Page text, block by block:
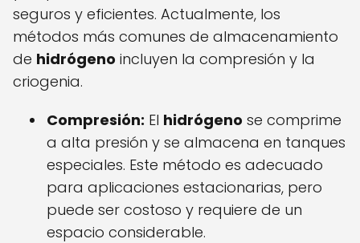
seguros y eficientes. Actualmente, los
métodos más comunes de almacenamiento
de hidrógeno incluyen la compresión y la
criogenia.
Compresión: El hidrógeno se comprime
a alta presión y se almacena en tanques
especiales. Este método es adecuado
para aplicaciones estacionarias, pero
puede ser costoso y requiere de un
espacio considerable.